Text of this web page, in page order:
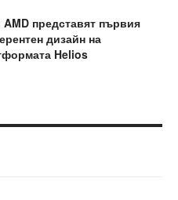
AMD представят първия
дизайн на
Helios